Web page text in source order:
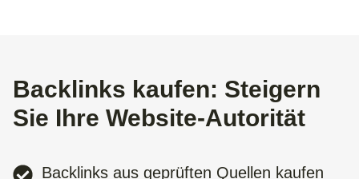
Backlinks kaufen: Steigern
Sie Ihre Website-Autorität
Backlinks aus geprüften Quellen kaufen